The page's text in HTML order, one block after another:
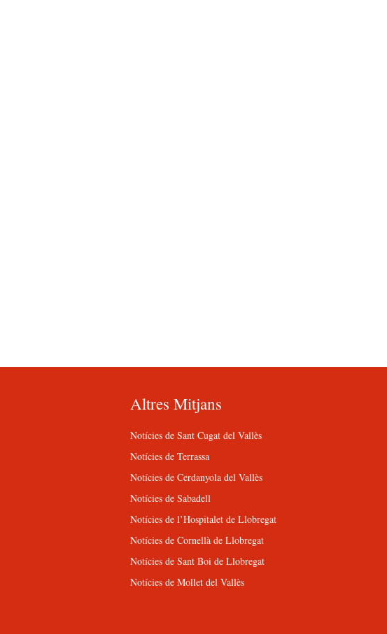
Altres Mitjans
Notícies de Sant Cugat del Vallès
Notícies de Terrassa
Notícies de Cerdanyola del Vallès
Notícies de Sabadell
Notícies de l’Hospitalet de Llobregat
Notícies de Cornellà de Llobregat
Notícies de Sant Boi de Llobregat
Notícies de Mollet del Vallès